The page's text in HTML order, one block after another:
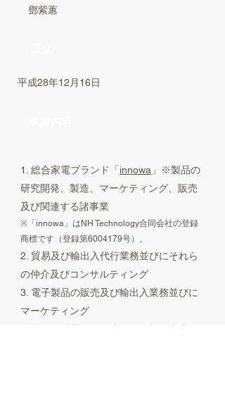
鄧紫蕙
平成28年12月16日
1. 総合家電ブランド「 innowa 」※製品の
研究開発、製造、マーケティング、販売
及び関連する諸事業
※「innowa」はNH Technology合同会社の登録
商標です（登録第6004179号）。
2. 貿易及び輸出入代行業務並びにそれら
の仲介及びコンサルティング
3. 電子製品の販売及び輸出入業務並びに
マーケティング